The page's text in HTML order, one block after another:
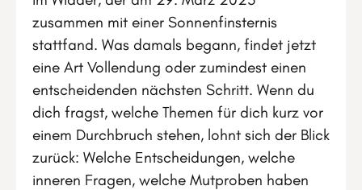
zusammen mit einer Sonnenfinsternis
stattfand. Was damals begann, findet jetzt
eine Art Vollendung oder zumindest einen
entscheidenden nächsten Schritt. Wenn du
dich fragst, welche Themen für dich kurz vor
einem Durchbruch stehen, lohnt sich der Blick
zurück: Welche Entscheidungen, welche
inneren Fragen, welche Mutproben haben